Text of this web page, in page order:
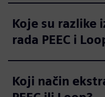
Koje su razlike
rada PEEC i
Koji način